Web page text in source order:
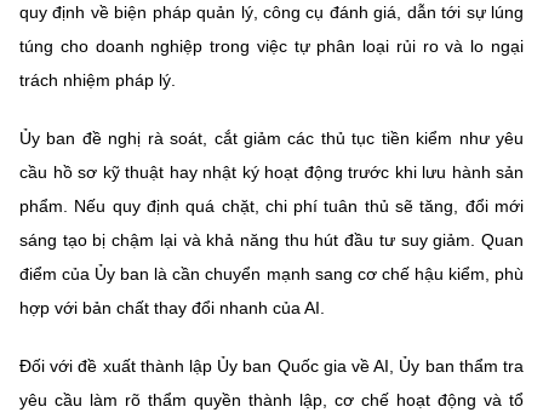
quy định về biện pháp quản lý, công cụ đánh giá, dẫn tới sự lúng
túng cho doanh nghiệp trong việc tự phân loại rủi ro và lo ngại
trách nhiệm pháp lý.
Ủy ban đề nghị rà soát, cắt giảm các thủ tục tiền kiểm như yêu
cầu hồ sơ kỹ thuật hay nhật ký hoạt động trước khi lưu hành sản
phẩm. Nếu quy định quá chặt, chi phí tuân thủ sẽ tăng, đổi mới
sáng tạo bị chậm lại và khả năng thu hút đầu tư suy giảm. Quan
điểm của Ủy ban là cần chuyển mạnh sang cơ chế hậu kiểm, phù
hợp với bản chất thay đổi nhanh của AI.
Đối với đề xuất thành lập Ủy ban Quốc gia về AI, Ủy ban thẩm tra
yêu cầu làm rõ thẩm quyền thành lập, cơ chế hoạt động và tổ